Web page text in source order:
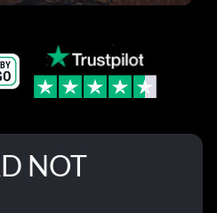
à jour 1.0.4
NOT